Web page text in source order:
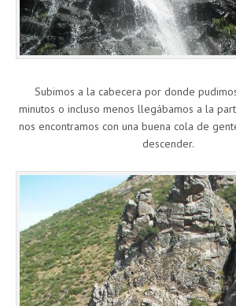
Subimos a la cabecera por donde
minutos o incluso menos llegábamos a la
nos encontramos con una buena cola de
descender.